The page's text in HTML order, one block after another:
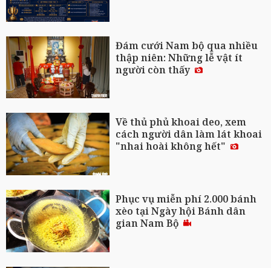
Đám cưới Nam bộ qua nhiều
thập niên: Những lễ vật ít
người còn thấy
Về thủ phủ khoai deo, xem
cách người dân làm lát khoai
"nhai hoài không hết"
Phục vụ miễn phí 2.000 bánh
xèo tại Ngày hội Bánh dân
gian Nam Bộ